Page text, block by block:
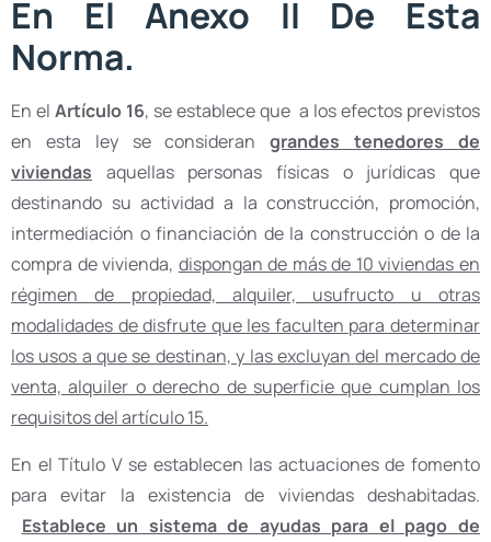
En El Anexo II De Esta
Norma.
En el Artículo 16, se establece que a los efectos previstos
en esta ley se considerangrandes tenedores de
viviendas aquellas personas físicas o jurídicas que
destinando su actividad a la construcción, promoción,
intermediación o financiación de la construcción o de la
compra de vivienda, dispongan de más de 10 viviendas en
régimen de propiedad, alquiler, usufructo u otras
modalidades de disfrute que les faculten para determinar
los usos a que se destinan, y las excluyan del mercado de
venta, alquiler o derecho de superficie que cumplan los
requisitos del artículo 15.
En el Título V se establecen las actuaciones de fomento
para evitar la existencia de viviendas deshabitadas.
Establece un sistema de ayudas para el pago de